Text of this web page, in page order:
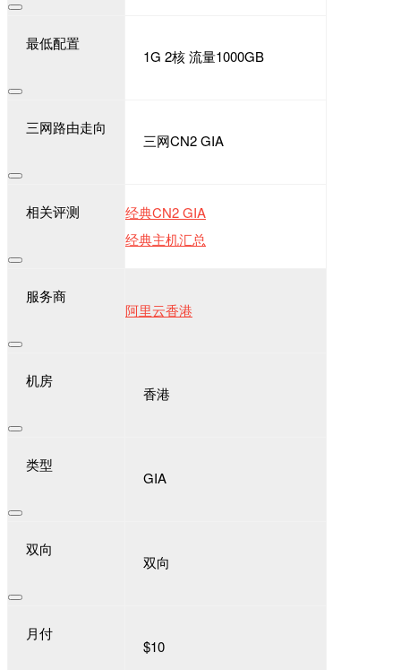
最低配置
1G 2核 流量1000GB
三网路由走向
三网CN2 GIA
相关评测
经典CN2 GIA
经典主机汇总
服务商
阿里云香港
机房
香港
类型
GIA
双向
双向
月付
$10